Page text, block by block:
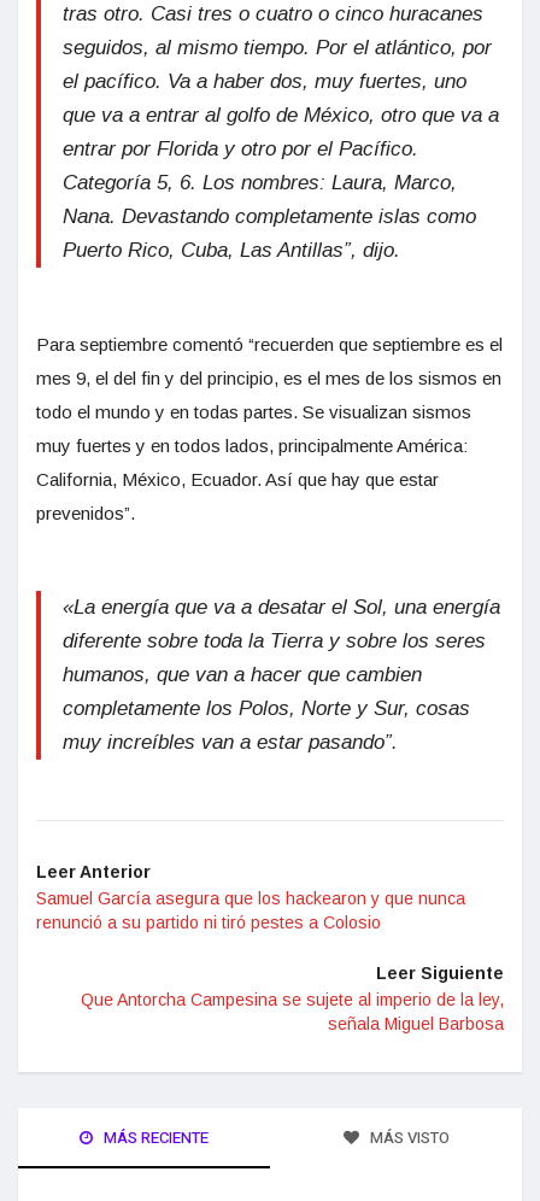
tras otro. Casi tres o cuatro o cinco huracanes
seguidos, al mismo tiempo. Por el atlántico, por
el pacífico. Va a haber dos, muy fuertes, uno
que va a entrar al golfo de México, otro que va a
entrar por Florida y otro por el Pacífico.
Categoría 5, 6. Los nombres: Laura, Marco,
Nana. Devastando completamente islas como
Puerto Rico, Cuba, Las Antillas”, dijo.
Para septiembre comentó “recuerden que septiembre es el
mes 9, el del fin y del principio, es el mes de los sismos en
todo el mundo y en todas partes. Se visualizan sismos
muy fuertes y en todos lados, principalmente América:
California, México, Ecuador. Así que hay que estar
prevenidos”.
«La energía que va a desatar el Sol, una energía
diferente sobre toda la Tierra y sobre los seres
humanos, que van a hacer que cambien
completamente los Polos, Norte y Sur, cosas
muy increíbles van a estar pasando”.
Leer Anterior
Samuel García asegura que los hackearon y que nunca
renunció a su partido ni tiró pestes a Colosio
Leer Siguiente
Que Antorcha Campesina se sujete al imperio de la ley,
señala Miguel Barbosa
MÁS RECIENTE MÁS VISTO